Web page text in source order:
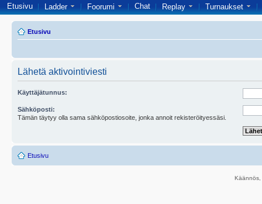
Etusivu Ladder Foorumi Chat Replay Turnaukset
Etusivu
Lähetä aktivointiviesti
Käyttäjätunnus:
Sähköposti:
Tämän täytyy olla sama sähköpostiosoite, jonka annoit rekisteröityessäsi.
Etusivu